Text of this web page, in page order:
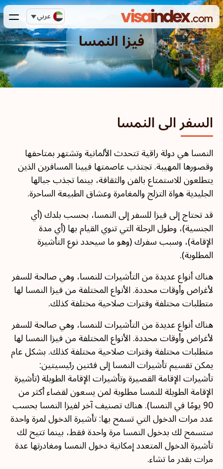
عربي
فيزا النمسا
السفر الى النمسا
النمسا هي دولة راقية تتحدث الألمانية وتشتهر بمتاحفها
وقصورها المهيبة. تجتذب عاصمتها فيينا المسافرين الذين
يتطلعون للاستمتاع بالفن والثقافة، بينما تجذب جبالها
الجليدية هواة التزلج والمغامرة وعشاق الطبيعة الساحرة.
قد تحتاج إلى فيزا للسفر إلى النمسا، بحسب بلدك (أي
الجنسية)، وطول الرحلة التي تنوي القيام بها (أي مدة
الإقامة)، وسبب سفرك (وهو ما سيحدد نوع التأشيرة
المطلوبة).
هناك أنواع عديدة من التأشيرات للنمسا، وهي صالحة للسفر
لأغراض وأوقات محددة. الأنواع المختلفة من فيزا النمسا لها
متطلبات مختلفة وفترات صلاحية مختلفة كذلك.
هناك أنواع عديدة من التأشيرات للنمسا، وهي صالحة للسفر
لأغراض وأوقات محددة. الأنواع المختلفة من فيزا النمسا لها
متطلبات مختلفة وفترات صلاحية مختلفة كذلك. بشكل عام
يمكن تقسيم تأشيرات النمسا إلى فئتين رئيسيتين:
تأشيرات الإقامة القصيرة وتأشيرات الإقامة الطويلة (تأشيرة
الإقامة الطويلة للنمسا مطلوبة لمن يسعون لقضاء أكثر من
90 يومًا في النمسا). هناك تصنيف آخر لفيزا النمسا بحسب
عدد مرات الدخول التي تسمح بها: تأشيرة الدخول لمرة واحدة
ستسمح لك بدخول النمسا مرة واحدة فقط، بينما تتيح لك
تأشيرة الدخول المتعدد إمكانية دخول النمسا ومغادرتها عدة
مرات بقدر ما تشاء.